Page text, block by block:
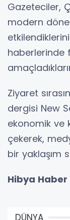
Gazeteciler,
modern
haberlerinde
Ziyaret
dergisi New
ekonomik ve
çekerek,
bir yaklaşım
Hibya Haber